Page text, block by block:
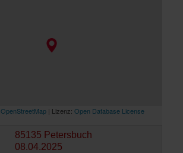
OpenStreetMap | Lizenz: Open Database License
85135 Petersbuch
08.04.2025